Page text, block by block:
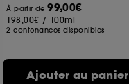
À partir de99,00€
198,00€ / 100ml
2 contenances disponibles
Ajouter au panier